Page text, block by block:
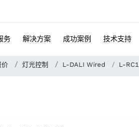
务 解决方案 成功案例 技术支持
价 灯光控制 L-DALI Wired L-RC1